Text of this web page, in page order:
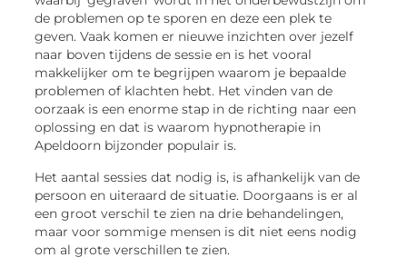
de problemen op te sporen en deze een plek te
geven. Vaak komen er nieuwe inzichten over jezelf
naar boven tijdens de sessie en is het vooral
makkelijker om te begrijpen waarom je bepaalde
problemen of klachten hebt. Het vinden van de
oorzaak is een enorme stap in de richting naar een
oplossing en dat is waarom hypnotherapie in
Apeldoorn bijzonder populair is.
Het aantal sessies dat nodig is, is afhankelijk van de
persoon en uiteraard de situatie. Doorgaans is er al
een groot verschil te zien na drie behandelingen,
maar voor sommige mensen is dit niet eens nodig
om al grote verschillen te zien.